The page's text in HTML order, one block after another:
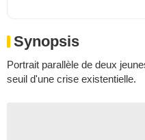
Synopsis
Portrait parallèle de deux
seuil d'une crise existentielle.